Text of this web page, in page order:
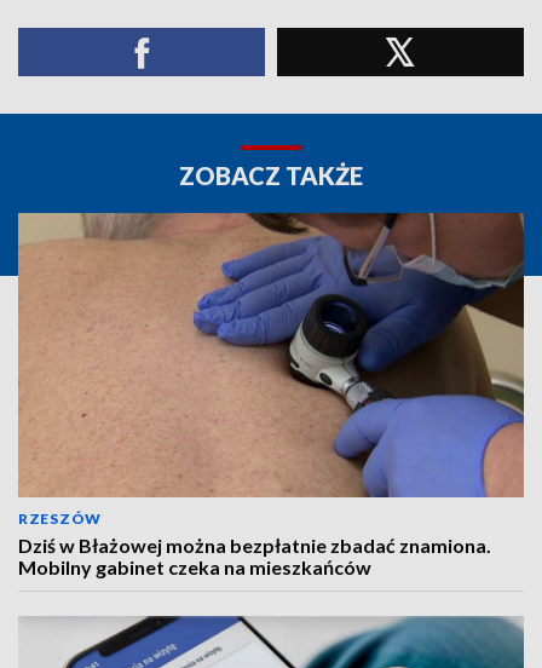
ZOBACZ TAKŻE
RZESZÓW
Dziś w Błażowej można bezpłatnie zbadać znamiona.
Mobilny gabinet czeka na mieszkańców